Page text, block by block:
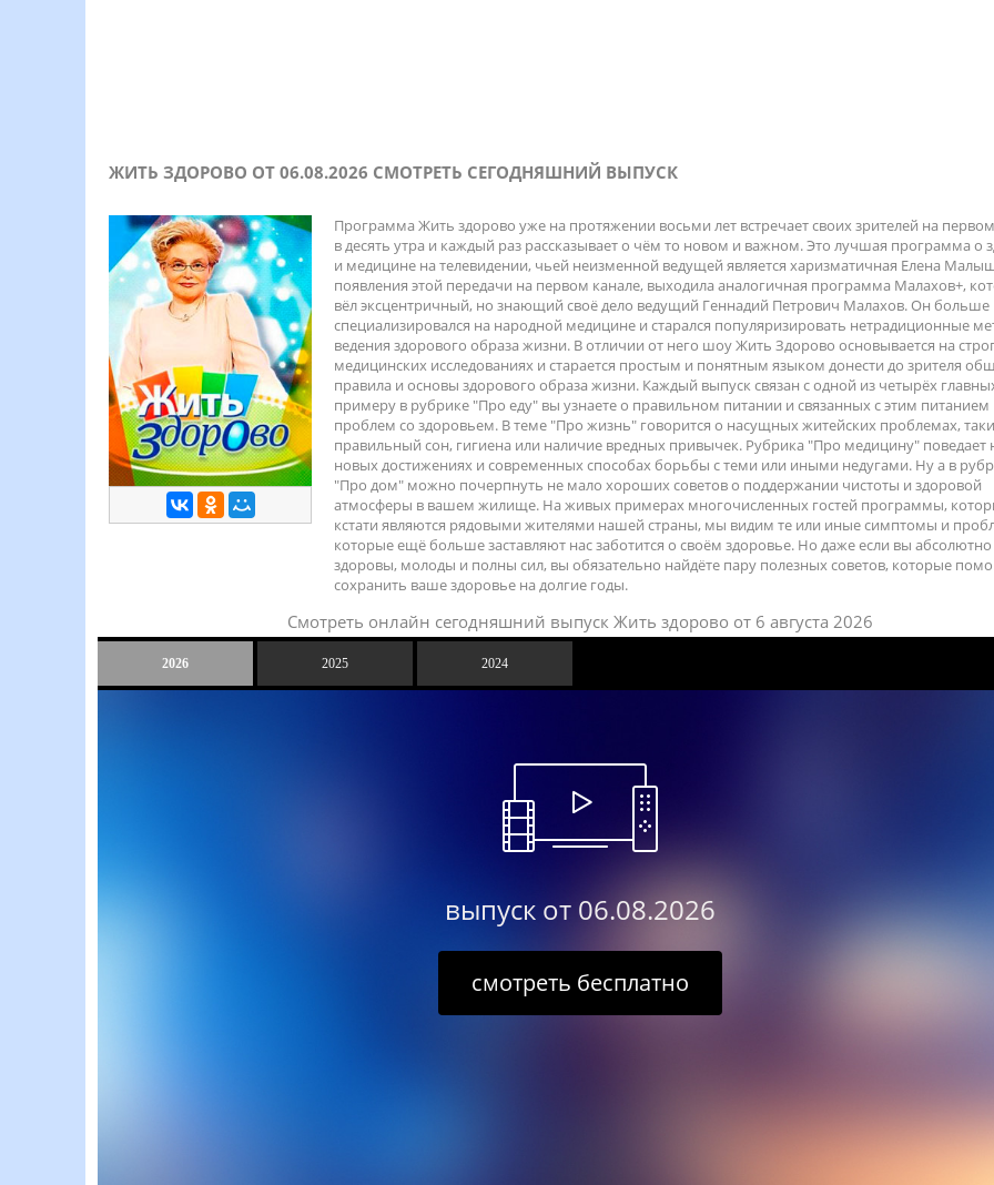
ЖИТЬ ЗДОРОВО ОТ 06.08.2026 СМОТРЕТЬ СЕГОДНЯШНИЙ ВЫПУСК
Программа Жить здорово уже на протяжении восьми лет встречает своих зрителей на
в десять утра и каждый раз рассказывает о чём то новом и важном. Это лучшая программа о
и медицине на телевидении, чьей неизменной ведущей является харизматичная Елена
появления этой передачи на первом канале, выходила аналогичная программа Малахов+,
вёл эксцентричный, но знающий своё дело ведущий Геннадий Петрович Малахов. Он больше
специализировался на народной медицине и старался популяризировать нетрадиционные
ведения здорового образа жизни. В отличии от него шоу Жить Здорово основывается на
медицинских исследованиях и старается простым и понятным языком донести до зрителя
правила и основы здорового образа жизни. Каждый выпуск связан с одной из четырёх
примеру в рубрике "Про еду" вы узнаете о правильном питании и связанных с этим питанием
проблем со здоровьем. В теме "Про жизнь" говорится о насущных житейских проблемах,
правильный сон, гигиена или наличие вредных привычек. Рубрика "Про медицину" поведает
новых достижениях и современных способах борьбы с теми или иными недугами. Ну а в
"Про дом" можно почерпнуть не мало хороших советов о поддержании чистоты и здоровой
атмосферы в вашем жилище. На живых примерах многочисленных гостей программы,
кстати являются рядовыми жителями нашей страны, мы видим те или иные симптомы и
которые ещё больше заставляют нас заботится о своём здоровье. Но даже если вы абсолютно
здоровы, молоды и полны сил, вы обязательно найдёте пару полезных советов, которые
сохранить ваше здоровье на долгие годы.
Смотреть онлайн сегодняшний выпуск Жить здорово от 6 августа 2026
2026 2025 2024
выпуск от 06.08.2026
смотреть бесплатно